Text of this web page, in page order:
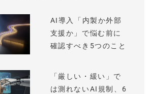
AI導入「内製か外部
支援か」で悩む前に
確認すべき5つのこと
「厳しい・緩い」で
は測れないAI規制、6